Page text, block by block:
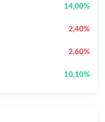
14,00%
2,40%
2,60%
10,10%